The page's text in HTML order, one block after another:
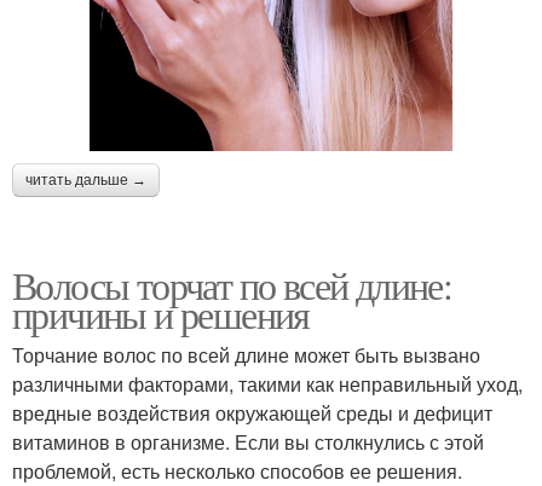
читать дальше →
Волосы торчат по всей длине:
причины и решения
Торчание волос по всей длине может быть вызвано
различными факторами, такими как неправильный уход,
вредные воздействия окружающей среды и дефицит
витаминов в организме. Если вы столкнулись с этой
проблемой, есть несколько способов ее решения.